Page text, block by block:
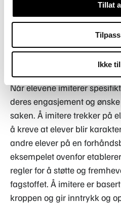
Tillat
Tilpass
Ikke
fagstoffet. Samtidig bidrar
reaksjoner som frustrasjon
forståelse av lovens
Når elevene imiterer
deres engasjement og
saken. Å imitere trekker på
å kreve at elever blir
andre elever på en
eksempelet ovenfor
regler for å støtte og
fagstoffet. Å imitere er
kroppen og gir inntrykk og